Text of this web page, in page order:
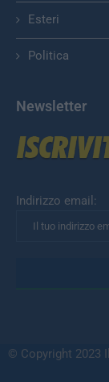
Esteri
Politica
Newsletter
Indirizzo email:
© Copyright 2023